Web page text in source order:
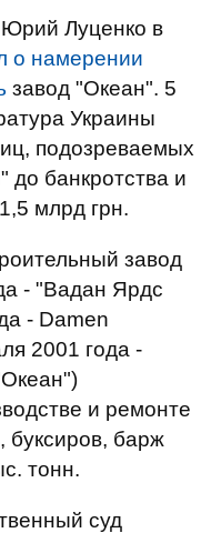
Луценко в
о намерении
завод "Океан". 5
Украины
подозреваемых
до банкротства и
млрд грн.
завод
- "Вадан Ярдс
- Damen
2001 года -
и ремонте
буксиров, барж
тонн.
суд